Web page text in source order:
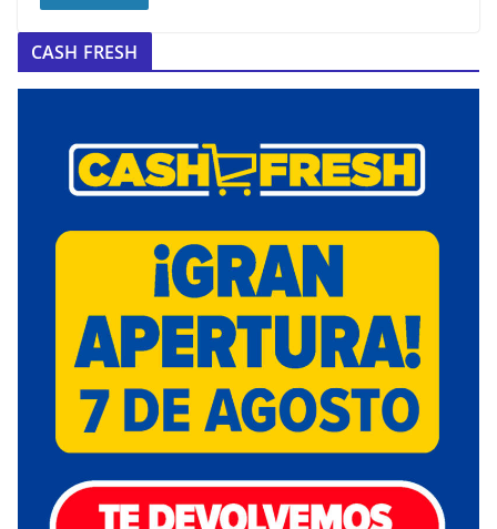
CASH FRESH